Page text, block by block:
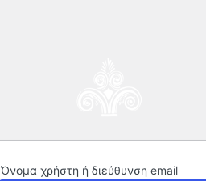
Όνομα χρήστη ή διεύθυνση email